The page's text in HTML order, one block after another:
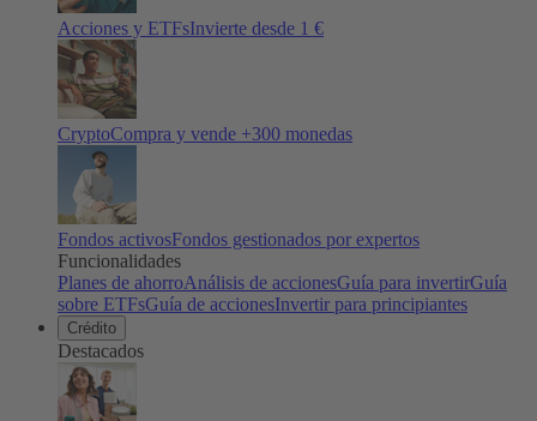
Acciones y ETFsInvierte desde 1 €
CryptoCompra y vende +300 monedas
Fondos activosFondos gestionados por expertos
Funcionalidades
Planes de ahorroAnálisis de accionesGuía para invertirGuía
sobre ETFsGuía de accionesInvertir para principiantes
Crédito
Destacados